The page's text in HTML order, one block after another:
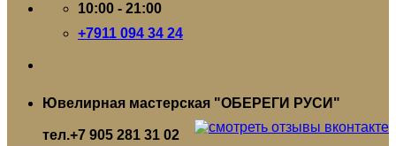
10:00 - 21:00
+7911 094 34 24
Ювелирная мастерская "ОБЕРЕГИ РУСИ"
тел.+7 905 281 31 02